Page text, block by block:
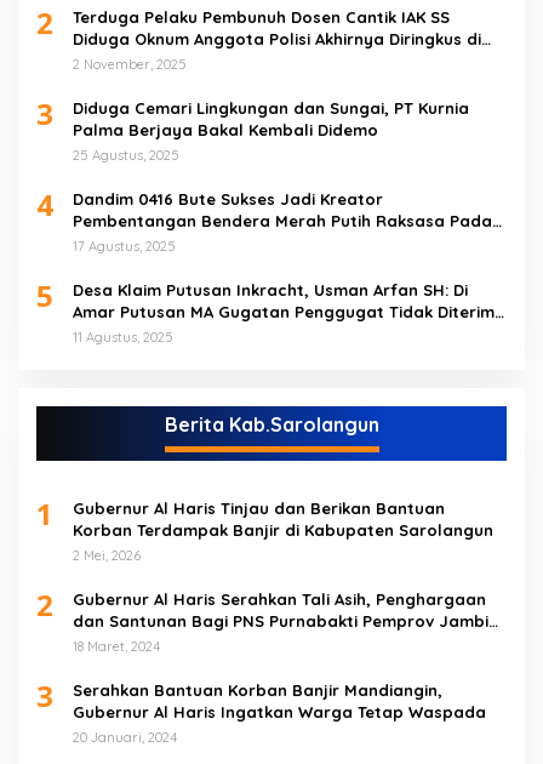
2
Terduga Pelaku Pembunuh Dosen Cantik IAK SS
Diduga Oknum Anggota Polisi Akhirnya Diringkus di
Tebo Tengah
2 November, 2025
3
Diduga Cemari Lingkungan dan Sungai, PT Kurnia
Palma Berjaya Bakal Kembali Didemo
25 Agustus, 2025
4
Dandim 0416 Bute Sukses Jadi Kreator
Pembentangan Bendera Merah Putih Raksasa Pada
Peringatan HUT RI ke 80 di Tebo
17 Agustus, 2025
5
Desa Klaim Putusan Inkracht, Usman Arfan SH: Di
Amar Putusan MA Gugatan Penggugat Tidak Diterima
(NO)
11 Agustus, 2025
Berita Kab.Sarolangun
1
Gubernur Al Haris Tinjau dan Berikan Bantuan
Korban Terdampak Banjir di Kabupaten Sarolangun
2 Mei, 2026
2
Gubernur Al Haris Serahkan Tali Asih, Penghargaan
dan Santunan Bagi PNS Purnabakti Pemprov Jambi
Yang Berada di Sarolangun
18 Maret, 2024
3
Serahkan Bantuan Korban Banjir Mandiangin,
Gubernur Al Haris Ingatkan Warga Tetap Waspada
20 Januari, 2024